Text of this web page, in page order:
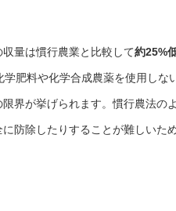
量は慣行農業と比較して約25%
学肥料や化学合成農薬を使用しな
界が挙げられます。慣行農法の
防除したりすることが難しいた